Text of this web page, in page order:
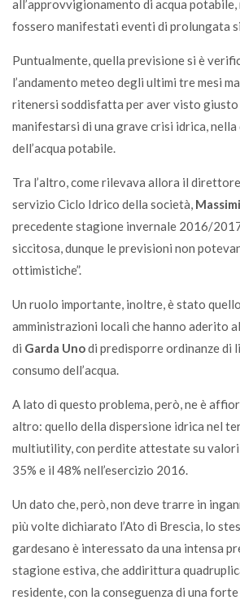
all’approvvigionamento di acqua potabile,
fossero manifestati eventi di prolungata
Puntualmente, quella previsione si è
l’andamento meteo degli ultimi tre mesi
ritenersi soddisfatta per aver visto giusto
manifestarsi di una grave crisi idrica,
dell’acqua potabile.
Tra l’altro, come rilevava allora il
servizio Ciclo Idrico della società,
precedente stagione invernale 2016/
siccitosa, dunque le previsioni non
ottimistiche”.
Un ruolo importante, inoltre, è stato
amministrazioni locali che hanno aderito
di Garda Unodi predisporre ordinanze di
consumo dell’acqua.
A lato di questo problema, però, ne è
altro: quello della dispersione idrica nel
multiutility, con perdite attestate su
35% e il 48% nell’esercizio 2016.
Un dato che, però, non deve trarre in
più volte dichiarato l’Ato di Brescia, lo
gardesano è interessato da una intensa
stagione estiva, che addirittura
residente, con la conseguenza di una forte